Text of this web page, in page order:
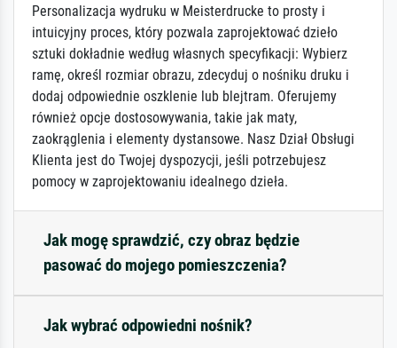
Personalizacja wydruku w Meisterdrucke to prosty i
intuicyjny proces, który pozwala zaprojektować dzieło
sztuki dokładnie według własnych specyfikacji: Wybierz
ramę, określ rozmiar obrazu, zdecyduj o nośniku druku i
dodaj odpowiednie oszklenie lub blejtram. Oferujemy
również opcje dostosowywania, takie jak maty,
zaokrąglenia i elementy dystansowe. Nasz Dział Obsługi
Klienta jest do Twojej dyspozycji, jeśli potrzebujesz
pomocy w zaprojektowaniu idealnego dzieła.
Jak mogę sprawdzić, czy obraz będzie
pasować do mojego pomieszczenia?
Jak wybrać odpowiedni nośnik?